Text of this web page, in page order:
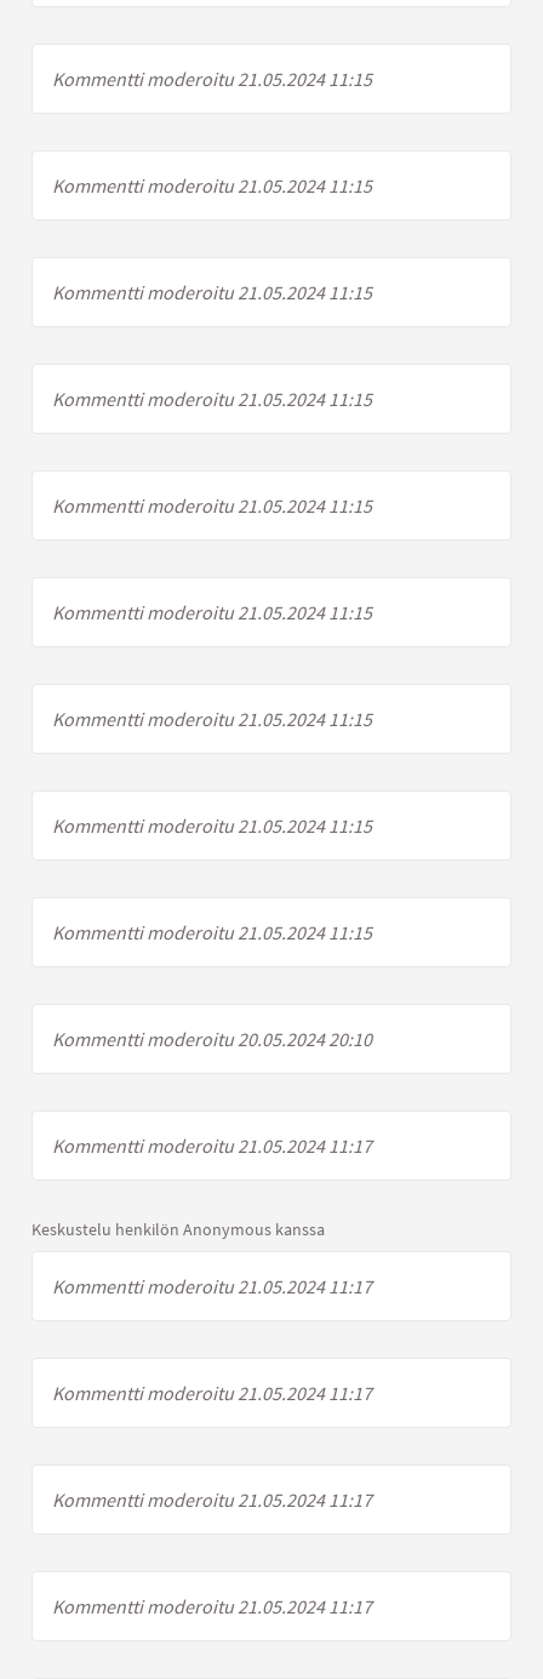
Kommentti moderoitu 21.05.2024 11:15
Kommentti moderoitu 21.05.2024 11:15
Kommentti moderoitu 21.05.2024 11:15
Kommentti moderoitu 21.05.2024 11:15
Kommentti moderoitu 21.05.2024 11:15
Kommentti moderoitu 21.05.2024 11:15
Kommentti moderoitu 21.05.2024 11:15
Kommentti moderoitu 21.05.2024 11:15
Kommentti moderoitu 21.05.2024 11:15
Kommentti moderoitu 20.05.2024 20:10
Kommentti moderoitu 21.05.2024 11:17
Keskustelu henkilön Anonymous kanssa
Kommentti moderoitu 21.05.2024 11:17
Kommentti moderoitu 21.05.2024 11:17
Kommentti moderoitu 21.05.2024 11:17
Kommentti moderoitu 21.05.2024 11:17